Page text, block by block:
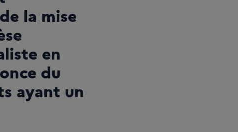
la mise
en
du
ayant un